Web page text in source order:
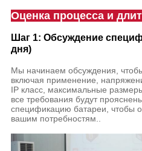
Оценка процесса и
Шаг 1: Обсуждение
дня)
Мы начинаем обсуждения,
включая применение,
IP класс, максимальные
все требования будут
спецификацию батареи, чтобы
вашим потребностям..